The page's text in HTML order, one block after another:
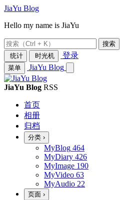
JiaYu Blog
Hello my name is JiaYu
搜索
统计
时光机 登录
菜单 JiaYu Blog
JiaYu Blog RSS
首页
相册
归档
分类 ›
MyBlog 464
MyDiary 426
MyImage 190
MyVideo 63
MyAudio 22
页面 ›